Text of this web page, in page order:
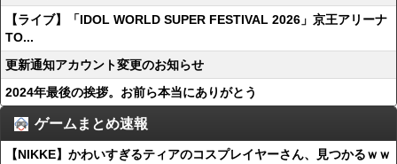
【ライブ】「IDOL WORLD SUPER FESTIVAL 2026」京王アリーナ
TO...
更新通知アカウント変更のお知らせ
2024年最後の挨拶。お前ら本当にありがとう
ゲームまとめ速報
【NIKKE】かわいすぎるティアのコスプレイヤーさん、見つかるｗｗ